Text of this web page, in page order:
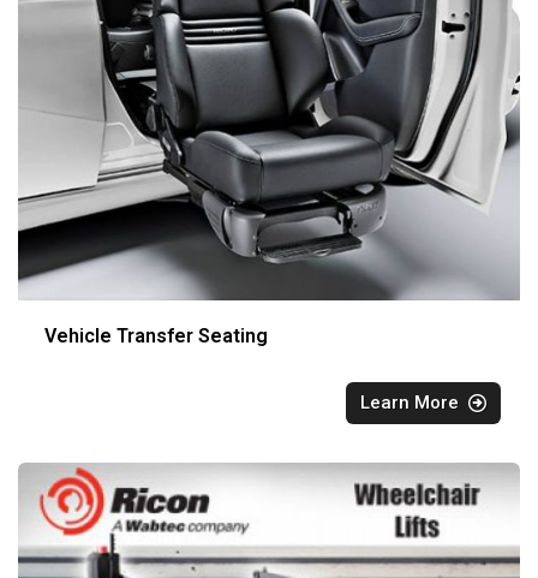
Vehicle Transfer Seating
Learn More